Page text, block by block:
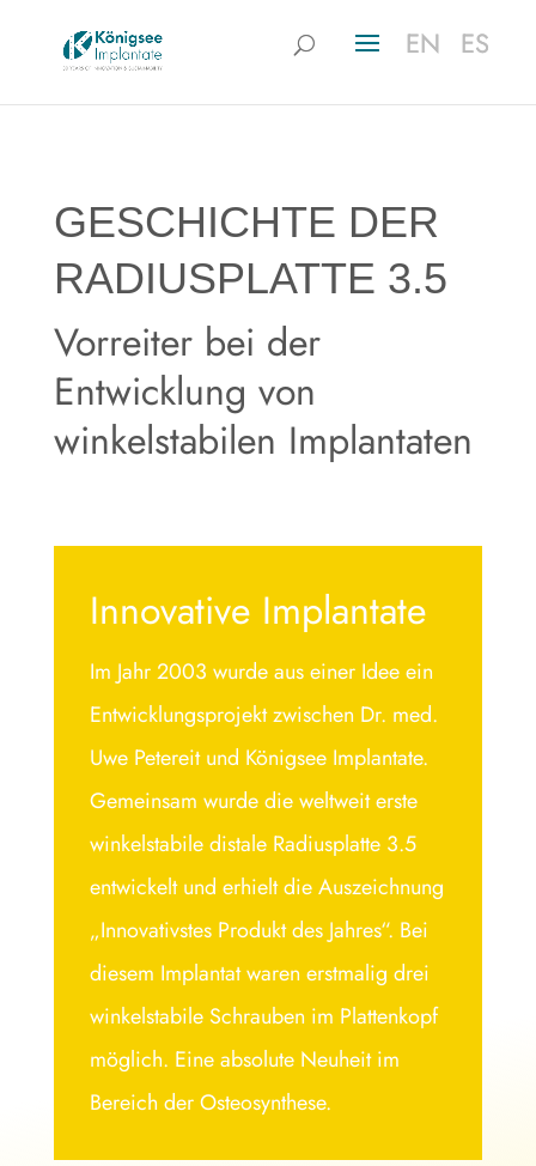
EN ES
EN ES
GESCHICHTE DER
RADIUSPLATTE 3.5
Vorreiter bei der
Entwicklung von
winkelstabilen Implantaten
Innovative Implantate
Im Jahr 2003 wurde aus einer Idee ein
Entwicklungsprojekt zwischen Dr. med.
Uwe Petereit und Königsee Implantate.
Gemeinsam wurde die weltweit erste
winkelstabile distale Radiusplatte 3.5
entwickelt und erhielt die Auszeichnung
„Innovativstes Produkt des Jahres“. Bei
diesem Implantat waren erstmalig drei
winkelstabile Schrauben im Plattenkopf
möglich. Eine absolute Neuheit im
Bereich der Osteosynthese.